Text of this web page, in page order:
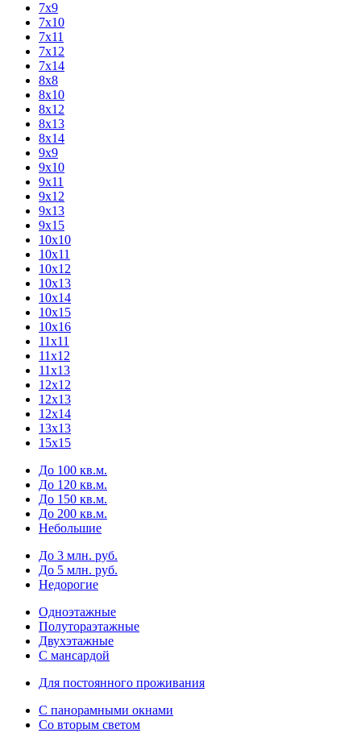
7х9
7х10
7х11
7х12
7х14
8х8
8х10
8х12
8х13
8х14
9х9
9х10
9х11
9х12
9х13
9х15
10х10
10х11
10х12
10х13
10х14
10х15
10х16
11х11
11х12
11х13
12х12
12х13
12х14
13х13
15х15
До 100 кв.м.
До 120 кв.м.
До 150 кв.м.
До 200 кв.м.
Небольшие
До 3 млн. руб.
До 5 млн. руб.
Недорогие
Одноэтажные
Полутораэтажные
Двухэтажные
С мансардой
Для постоянного проживания
С панорамными окнами
Со вторым светом